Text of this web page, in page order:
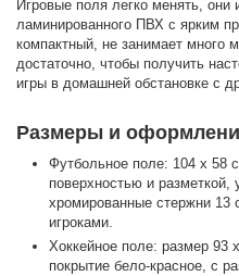
Игровые поля легко менять,
ламинированного ПВХ с ярким
компактный, не занимает много
достаточно, чтобы получить
игры в домашней обстановке с
Размеры и
Футбольное поле: 104 х 58
поверхностью и разметкой,
хромированные стержни
игроками.
Хоккейное поле: размер
покрытие бело-красное, с